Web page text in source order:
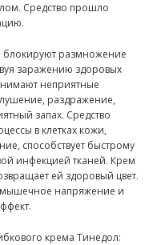
Средство прошло
размножение
заражению здоровых
неприятные
раздражение,
запах. Средство
в клетках кожи,
способствует быстрому
инфекцией тканей. Крем
ей здоровый цвет.
мышечное напряжение и
крема Тинедол: